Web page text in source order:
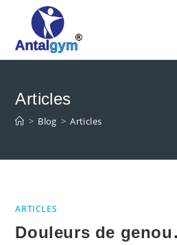
content
Articles
> Blog > Articles
ARTICLES
Douleurs de